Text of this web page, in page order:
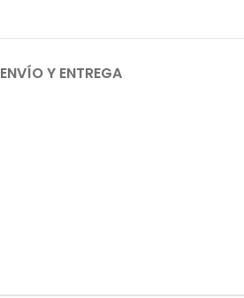
ENVÍO Y ENTREGA